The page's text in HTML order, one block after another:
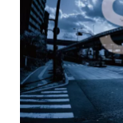
業及び本サー
企業に対する
該企業に対し
利用者が本
三者（本サー
を通じて各種
三者が利用者